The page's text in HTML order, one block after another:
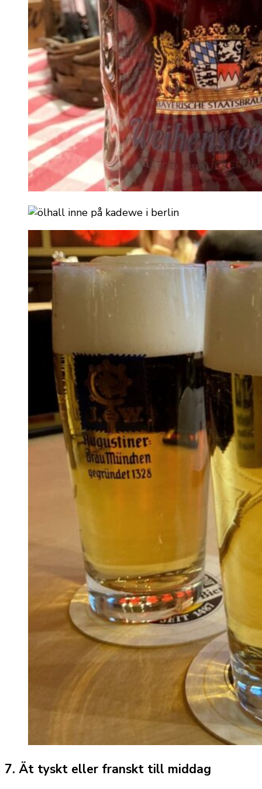
7. Ät tyskt eller franskt till middag